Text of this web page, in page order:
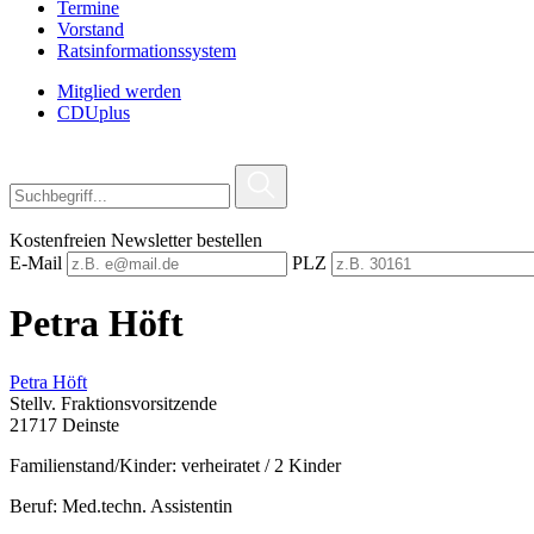
Termine
Vorstand
Ratsinformationssystem
Mitglied werden
CDUplus
Kostenfreien Newsletter bestellen
E-Mail
PLZ
Petra Höft
Petra Höft
Stellv. Fraktionsvorsitzende
21717 Deinste
Familienstand/Kinder: verheiratet / 2 Kinder
Beruf: Med.techn. Assistentin